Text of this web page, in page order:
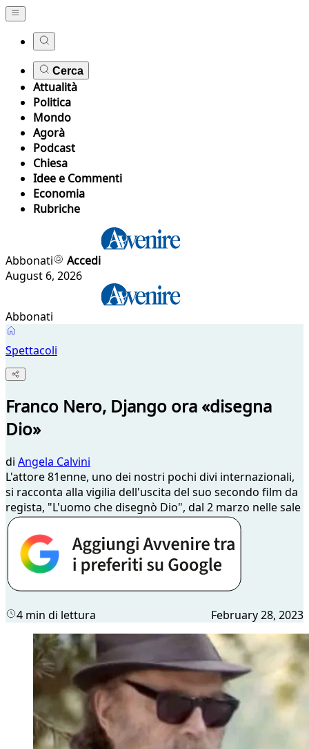
Cerca
Attualità
Politica
Mondo
Agorà
Podcast
Chiesa
Idee e Commenti
Economia
Rubriche
Abbonati
Accedi
August 6, 2026
Abbonati
Spettacoli
Franco Nero, Django ora «disegna
Dio»
di Angela Calvini
L'attore 81enne, uno dei nostri pochi divi internazionali,
si racconta alla vigilia dell'uscita del suo secondo film da
regista, "L'uomo che disegnò Dio", dal 2 marzo nelle sale
4 min di lettura February 28, 2023